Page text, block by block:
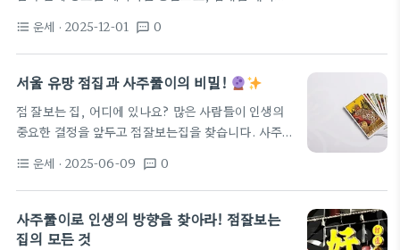
일기처럼 기록하는 습관을 들이면 오늘의운세를 더 오
방향과 의사결정에 실용적인 방향을 제시한다. 전통
적인 신점과 점집의 차이는 주로 상담 방식의 포커스
와 해석의 확장성에 있으며, 점잘보는집은 독자의 현
체화하는 경향이 있다. 따라서 방문자는 자신의 목표
를 명확히 제시하고, 점괘를 단순한 예언으로 받지 말
고 자기 이해의 도구로 활용하는 태도가 필요하다. 운
format_list_bulleted 운세 · 2025-12-01 textsms 0
서울 유망 점집과 사주풀이의 비밀!
점 잘보는 집, 어디에 있나요? 많은 사람들이 인생의
중요한 결정을 앞두고 점잘보는집을 찾습니다. 사주
명리학풀이를 전문으로 하는 곳들이 많지만, 정말 잘
보는 집은 손에 꼽힙니다. 서울에는 서울유명점집이
많이 존재하는데요, 그 중에서도 은평구점집이나 동
대문점집은 특히 유명하답니다! 요즘 뜨는 점집 트렌
format_list_bulleted 운세 · 2025-06-09 textsms 0
사주풀이로 인생의 방향을 찾아라! 점잘보는
집의 모든 것